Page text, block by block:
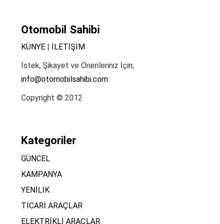
Otomobil Sahibi
KÜNYE| İLETİŞİM
İstek, Şikayet ve Önerileriniz İçin;
info@otomobilsahibi.com
Copyright © 2012
Kategoriler
GÜNCEL
KAMPANYA
YENİLİK
TİCARİ ARAÇLAR
ELEKTRİKLİ ARAÇLAR